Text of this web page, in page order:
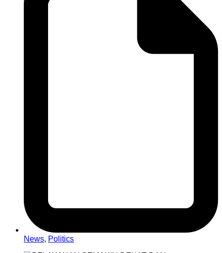
News, Politics